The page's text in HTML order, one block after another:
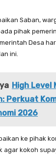
Saban,
pihak
Desa
ini.
High Level
Perkuat
2026
ke pihak
agar kokoh